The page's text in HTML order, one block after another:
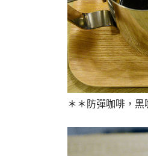
＊＊防彈咖啡，